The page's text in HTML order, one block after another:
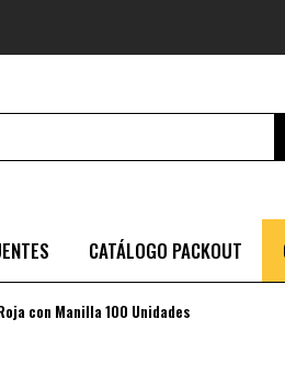
CATÁLOGO PACKOUT
con Manilla 100 Unidades